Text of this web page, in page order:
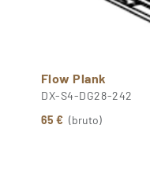
Flow Plank
DX-S4-DG28-242
65 € (bruto)